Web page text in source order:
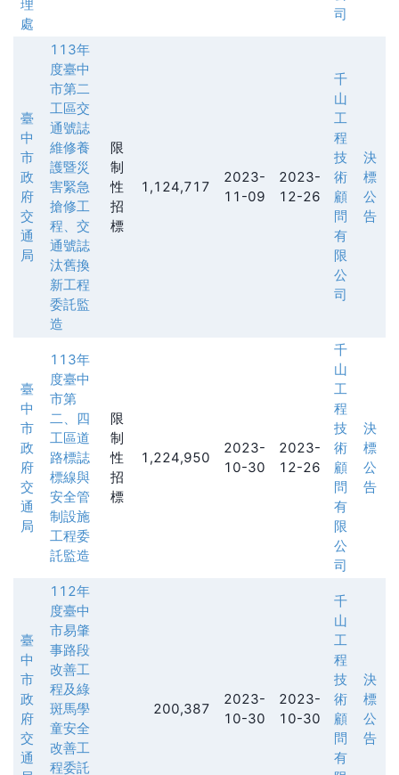
理
處
司
臺
中
市
政
府
交
通
局
113年
度臺中
市第二
工區交
通號誌
維修養
護暨災
害緊急
搶修工
程、交
通號誌
汰舊換
新工程
委託監
造
限
制
性
招
標
1,124,717
2023-
11-09
2023-
12-26
千
山
工
程
技
術
顧
問
有
限
公
司
決
標
公
告
臺
中
市
政
府
交
通
局
113年
度臺中
市第
二、四
工區道
路標誌
標線與
安全管
制設施
工程委
託監造
限
制
性
招
標
1,224,950
2023-
10-30
2023-
12-26
千
山
工
程
技
術
顧
問
有
限
公
司
決
標
公
告
臺
中
市
政
府
交
通
112年
度臺中
市易肇
事路段
改善工
程及綠
斑馬學
童安全
改善工
程委託
200,387
2023-
10-30
2023-
10-30
千
山
工
程
技
術
顧
問
有
決
標
公
告